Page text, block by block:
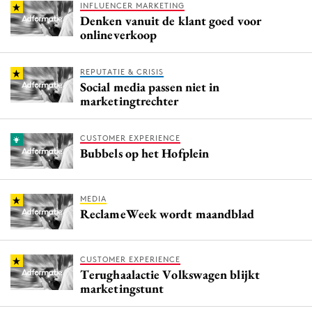
INFLUENCER MARKETING
Denken vanuit de klant goed voor
onlineverkoop
REPUTATIE & CRISIS
Social media passen niet in
marketingtrechter
CUSTOMER EXPERIENCE
Bubbels op het Hofplein
MEDIA
ReclameWeek wordt maandblad
CUSTOMER EXPERIENCE
Terughaalactie Volkswagen blijkt
marketingstunt